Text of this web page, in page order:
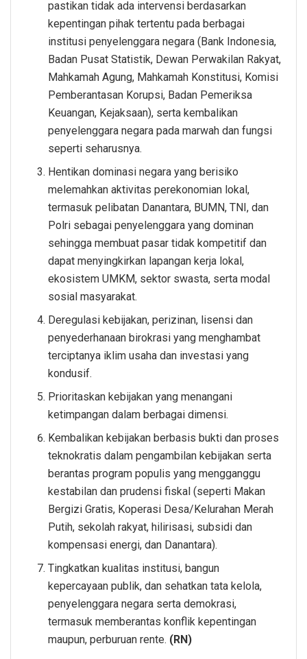
pastikan tidak ada intervensi berdasarkan
kepentingan pihak tertentu pada berbagai
institusi penyelenggara negara (Bank Indonesia,
Badan Pusat Statistik, Dewan Perwakilan Rakyat,
Mahkamah Agung, Mahkamah Konstitusi, Komisi
Pemberantasan Korupsi, Badan Pemeriksa
Keuangan, Kejaksaan), serta kembalikan
penyelenggara negara pada marwah dan fungsi
seperti seharusnya.
Hentikan dominasi negara yang berisiko
melemahkan aktivitas perekonomian lokal,
termasuk pelibatan Danantara, BUMN, TNI, dan
Polri sebagai penyelenggara yang dominan
sehingga membuat pasar tidak kompetitif dan
dapat menyingkirkan lapangan kerja lokal,
ekosistem UMKM, sektor swasta, serta modal
sosial masyarakat.
Deregulasi kebijakan, perizinan, lisensi dan
penyederhanaan birokrasi yang menghambat
terciptanya iklim usaha dan investasi yang
kondusif.
Prioritaskan kebijakan yang menangani
ketimpangan dalam berbagai dimensi.
Kembalikan kebijakan berbasis bukti dan proses
teknokratis dalam pengambilan kebijakan serta
berantas program populis yang mengganggu
kestabilan dan prudensi fiskal (seperti Makan
Bergizi Gratis, Koperasi Desa/Kelurahan Merah
Putih, sekolah rakyat, hilirisasi, subsidi dan
kompensasi energi, dan Danantara).
Tingkatkan kualitas institusi, bangun
kepercayaan publik, dan sehatkan tata kelola,
penyelenggara negara serta demokrasi,
termasuk memberantas konflik kepentingan
maupun, perburuan rente. (RN)